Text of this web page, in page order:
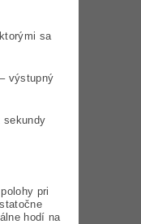
sa
výstupný
sekundy
pri
hodí na